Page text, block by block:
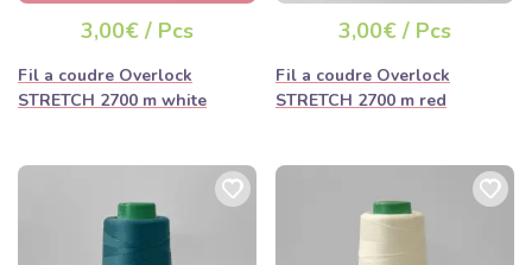
3,00€ / Pcs
Fil a coudre Overlock
STRETCH 2700 m white
3,00€ / Pcs
Fil a coudre Overlock
STRETCH 2700 m red